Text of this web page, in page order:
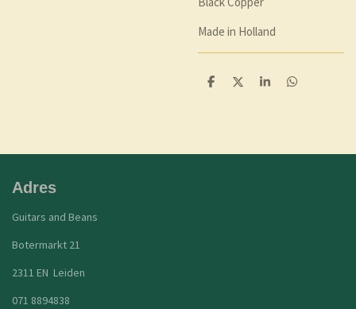
Made in Holland
D
D
S
D
Adres
Guitars and Beans
Botermarkt 21
2311 EN Leiden
071 8894838